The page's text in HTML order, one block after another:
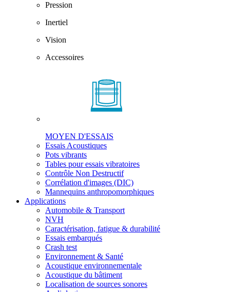
Pression
Inertiel
Vision
Accessoires
MOYEN D'ESSAIS
Essais Acoustiques
Pots vibrants
Tables pour essais vibratoires
Contrôle Non Destructif
Corrélation d'images (DIC)
Mannequins anthropomorphiques
Applications
Automobile & Transport
NVH
Caractérisation, fatigue & durabilité
Essais embarqués
Crash test
Environnement & Santé
Acoustique environnementale
Acoustique du bâtiment
Localisation de sources sonores